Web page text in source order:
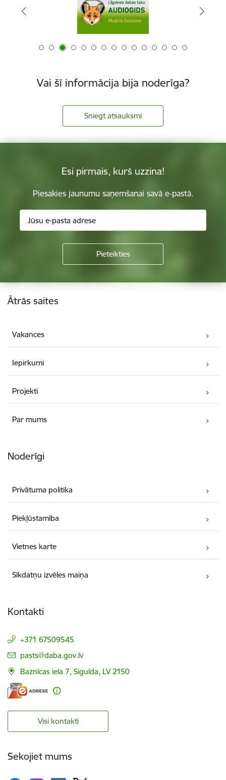
Vai šī informācija bija noderīga?
Sniegt atsauksmi
Esi pirmais, kurš uzzina!
Piesakies jaunumu saņemšanai savā e-pastā.
Kājene
Ātrās saites
Vakances
Iepirkumi
Projekti
Par mums
Noderīgi
Privātuma politika
Piekļūstamība
Vietnes karte
Sīkdatņu izvēles maiņa
Kontakti
+371 67509545
E-pasts:
pasts@daba.gov.lv
Baznīcas iela 7, Sigulda, LV 2150
Visi kontakti
Sekojiet mums